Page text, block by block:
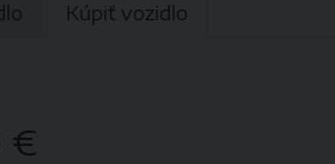
Kúpiť vozidlo
€